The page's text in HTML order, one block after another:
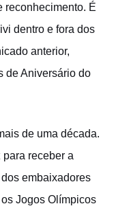
reconhecimento. É
dentro e fora dos
anterior,
de Aniversário do
de uma década.
receber a
embaixadores
Jogos Olímpicos